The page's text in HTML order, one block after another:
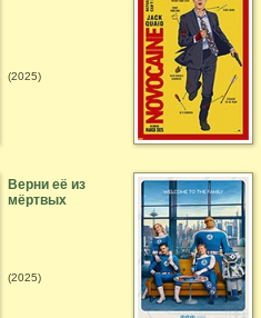
(2025)
Верни её из
мёртвых
(2025)